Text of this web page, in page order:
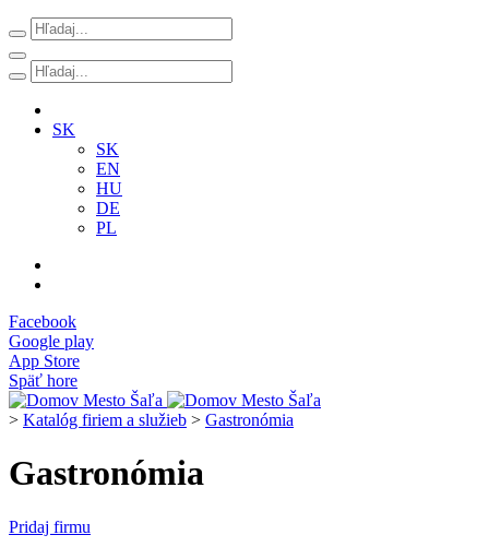
SK
SK
EN
HU
DE
PL
Facebook
Google play
App Store
Späť hore
> Katalóg firiem a služieb > Gastronómia
Gastronómia
Pridaj firmu